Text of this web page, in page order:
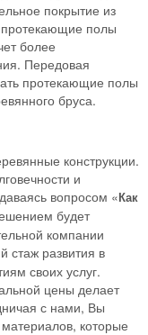
покрытие из
полы
более
Передовая
протекающие полы
бруса.
конструкции.
и
вопросом «Как
будет
компании
стаж развития в
своих услуг.
цены делает
с нами, Вы
которые